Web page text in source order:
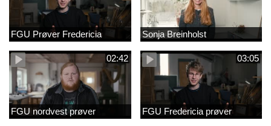
FGU Prøver Fredericia Sonja Breinholst
02:42
FGU nordvest prøver
03:05
FGU Fredericia prøver